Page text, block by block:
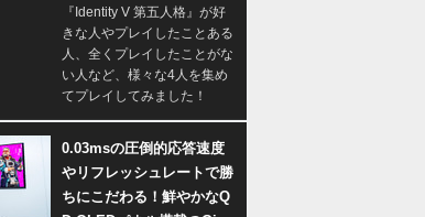
『Identity V 第五人格』が好
きな人やプレイしたことある
人、全くプレイしたことがな
い人など、様々な4人を集め
てプレイしてみました！
0.03msの圧倒的応答速度
やリフレッシュレートで勝
ちにこだわる！鮮やかなQ